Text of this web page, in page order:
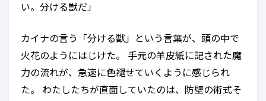
い。分ける獣だ」
カイナの言う「分ける獣」という言葉が、頭の中で
火花のようにはじけた。 手元の羊皮紙に記された魔
力の流れが、急速に色褪せていくように感じられ
た。 わたしたちが直面していたのは、防壁の術式そ